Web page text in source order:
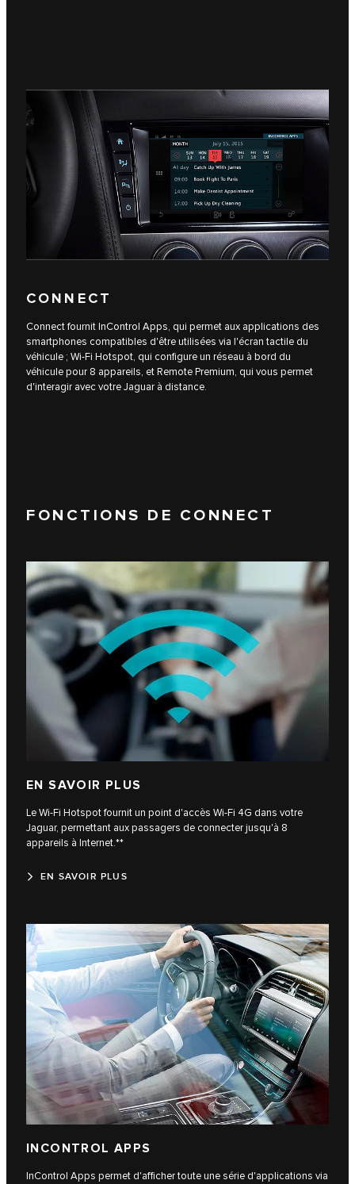
CONNECT
Connect fournit InControl Apps, qui permet aux applications des
smartphones compatibles d'être utilisées via l'écran tactile du
véhicule ; Wi-Fi Hotspot, qui configure un réseau à bord du
véhicule pour 8 appareils, et Remote Premium, qui vous permet
d'interagir avec votre Jaguar à distance.
FONCTIONS DE CONNECT
EN SAVOIR PLUS
Le Wi-Fi Hotspot fournit un point d'accès Wi-Fi 4G dans votre
Jaguar, permettant aux passagers de connecter jusqu'à 8
appareils à Internet.**
EN SAVOIR PLUS
INCONTROL APPS
InControl Apps permet d'afficher toute une série d'applications via